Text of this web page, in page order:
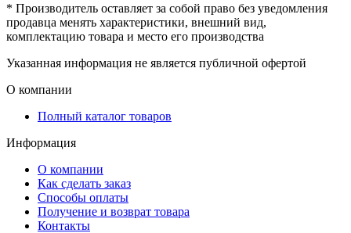
* Производитель оставляет за собой право без уведомления
продавца менять характеристики, внешний вид,
комплектацию товара и место его производства
Указанная информация не является публичной офертой
О компании
Полный каталог товаров
Информация
О компании
Как сделать заказ
Способы оплаты
Получение и возврат товара
Контакты